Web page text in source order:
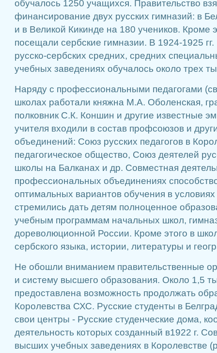
обучалось 1250 учащихся. Правительство
финансирование двух русских гимназий: в
и в Великой Кикинде на 180 учеников. Кроме
посещали сербские гимназии. В 1924-1925 гг.
русско-сербских средних, средних
учебных заведениях обучалось около трех
Наряду с профессиональными педагогами
школах работали княжна М.А. Оболенская,
полковник С.К. Коншин и другие известные
учителя входили в состав профсоюзов и
объединений: Союз русских педагогов в
педагогическое общество, Союз деятелей
школы на Балканах и др. Совместная
профессиональных объединениях
оптимальных вариантов обучения в
стремились дать детям полноценное
учебным программам начальных школ,
дореволюционной России. Кроме этого в
сербского языка, истории, литературы и
Не обошли вниманием правительственные
и систему высшего образования. Около 1,5
предоставлена возможность продолжать
Королевства СХС. Русские студенты в
свои центры - Русские студенческие дома,
деятельность которых созданный в1922 г.
высших учебных заведениях в Королевстве